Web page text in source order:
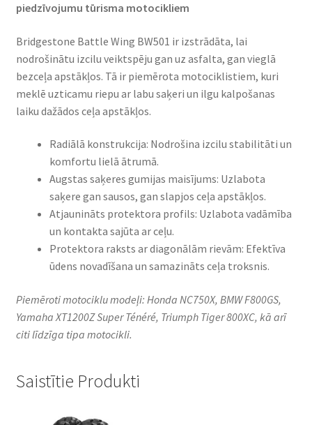
piedzīvojumu tūrisma motocikliem​
Bridgestone Battle Wing BW501 ir izstrādāta, lai
nodrošinātu izcilu veiktspēju gan uz asfalta, gan vieglā
bezceļa apstākļos. Tā ir piemērota motociklistiem, kuri
meklē uzticamu riepu ar labu saķeri un ilgu kalpošanas
laiku dažādos ceļa apstākļos.​
Radiālā konstrukcija: Nodrošina izcilu stabilitāti un
komfortu lielā ātrumā.​
Augstas saķeres gumijas maisījums: Uzlabota
saķere gan sausos, gan slapjos ceļa apstākļos.​
Atjaunināts protektora profils: Uzlabota vadāmība
un kontakta sajūta ar ceļu.​
Protektora raksts ar diagonālām rievām: Efektīva
ūdens novadīšana un samazināts ceļa troksnis.​
Piemēroti motociklu modeļi: Honda NC750X, BMW F800GS,
Yamaha XT1200Z Super Ténéré, Triumph Tiger 800XC, kā arī
citi līdzīga tipa motocikli.​
Saistītie Produkti